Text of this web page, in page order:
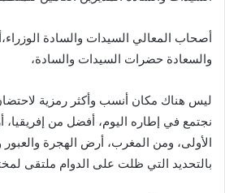
أصحاب المعالي السيدات والسادة
والسعادة حضرات السيدات والسادة،
ليس هناك مكان أنسب وأكثر رمزية
نجتمع في إطاره اليوم، أفضل من إفريقيا،
الأولى، ومن المغرب، أرض الهجرة
بالتحديد التي ظلت على الدوام ملتقى